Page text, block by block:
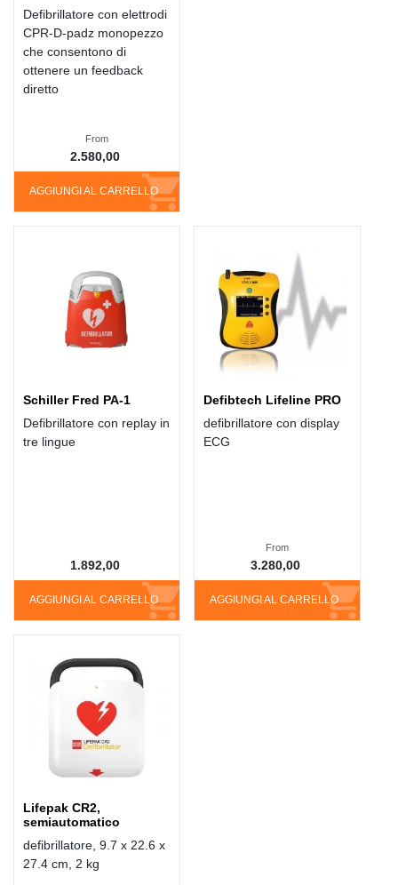
Defibrillatore con elettrodi
CPR-D-padz monopezzo
che consentono di
ottenere un feedback
diretto
AGGIUNGI AL CARRELLO
From
2.580,00
Schiller Fred PA-1
Defibrillatore con replay in
tre lingue
AGGIUNGI AL CARRELLO
1.892,00
Defibtech Lifeline PRO
defibrillatore con display
ECG
AGGIUNGI AL CARRELLO
From
3.280,00
Lifepak CR2,
semiautomatico
defibrillatore, 9.7 x 22.6 x
27.4 cm, 2 kg